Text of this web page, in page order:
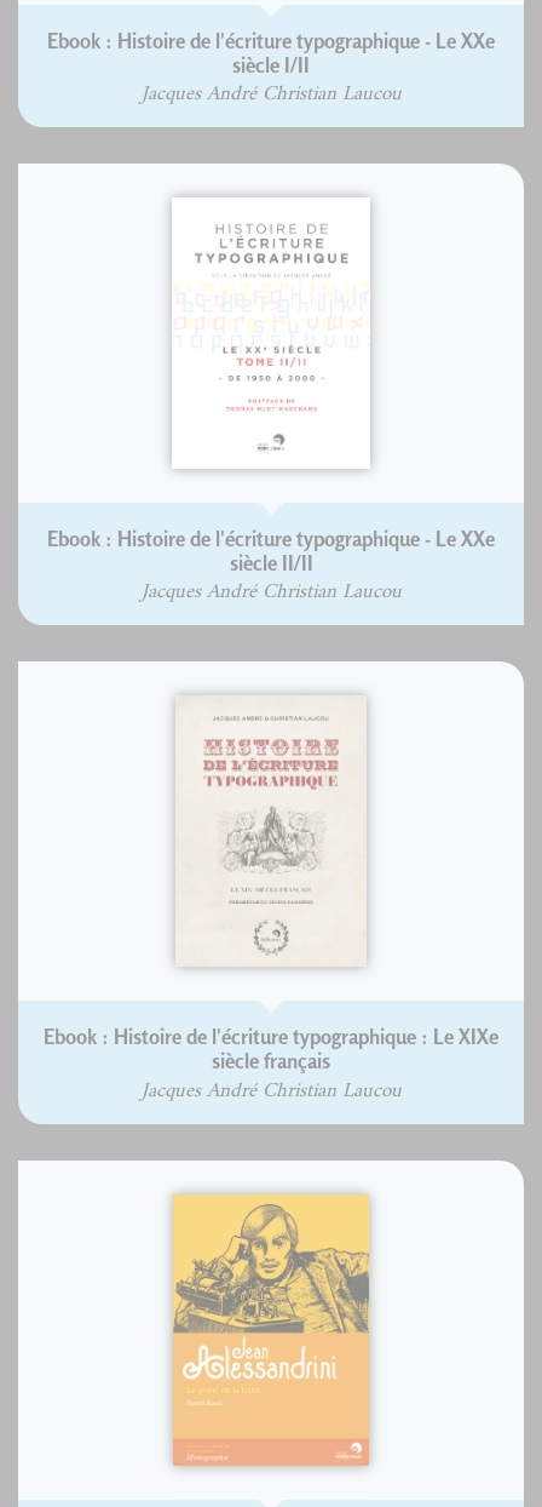
Ebook : Histoire de l'écriture typographique - Le XXe
siècle I/II
Jacques André Christian Laucou
Ebook : Histoire de l'écriture typographique - Le XXe
siècle II/II
Jacques André Christian Laucou
Ebook : Histoire de l'écriture typographique : Le XIXe
siècle français
Jacques André Christian Laucou